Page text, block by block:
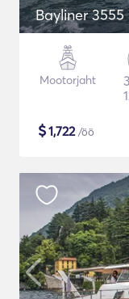
Bayliner
Mootorjaht
$1,722/öö